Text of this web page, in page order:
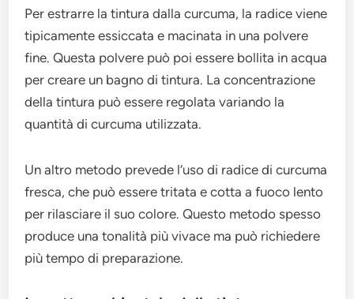
Per estrarre la tintura dalla curcuma, la radice viene
tipicamente essiccata e macinata in una polvere
fine. Questa polvere può poi essere bollita in acqua
per creare un bagno di tintura. La concentrazione
della tintura può essere regolata variando la
quantità di curcuma utilizzata.
Un altro metodo prevede l’uso di radice di curcuma
fresca, che può essere tritata e cotta a fuoco lento
per rilasciare il suo colore. Questo metodo spesso
produce una tonalità più vivace ma può richiedere
più tempo di preparazione.